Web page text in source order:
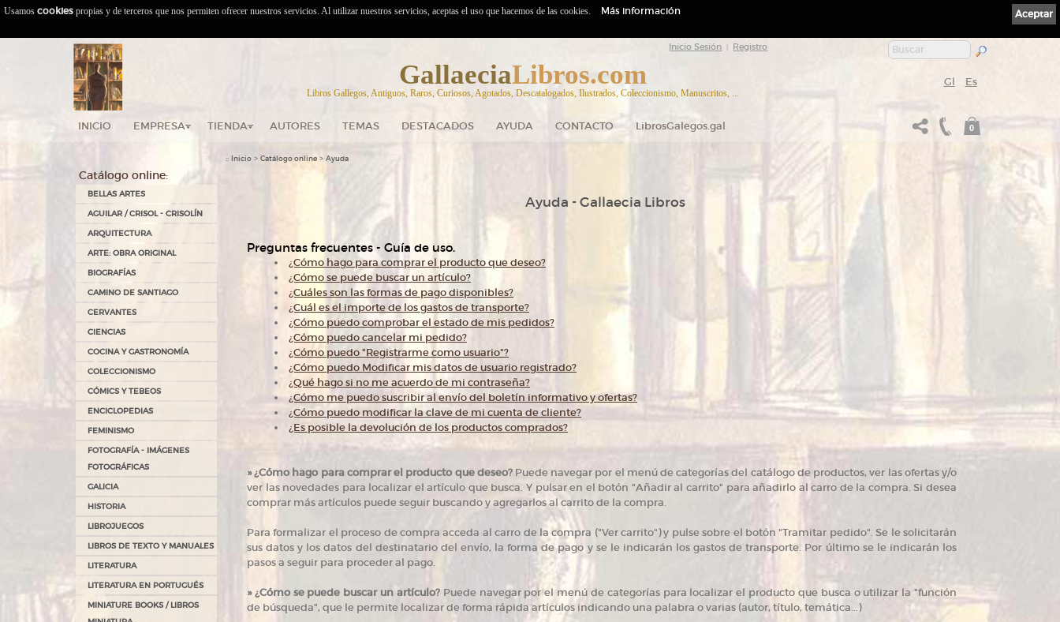
Inicio Sesión Registro
GallaeciaLibros.com
Libros Gallegos, Antiguos, Raros, Curiosos, Agotados, Descatalogados, Ilustrados, Coleccionismo, Manuscritos, ...
Gl Es
INICIO EMPRESA TIENDA AUTORES TEMAS DESTACADOS AYUDA CONTACTO LibrosGalegos.gal 0
Catálogo online:
BELLAS ARTES
AGUILAR / CRISOL - CRISOLÍN
ARQUITECTURA
ARTE: OBRA ORIGINAL
BIOGRAFÍAS
CAMINO DE SANTIAGO
CERVANTES
CIENCIAS
COCINA Y GASTRONOMÍA
COLECCIONISMO
CÓMICS Y TEBEOS
ENCICLOPEDIAS
FEMINISMO
FOTOGRAFÍA - IMÁGENES
FOTOGRÁFICAS
GALICIA
HISTORIA
LIBROJUEGOS
LIBROS DE TEXTO Y MANUALES
LITERATURA
LITERATURA EN PORTUGUÉS
MINIATURE BOOKS / LIBROS
:: Inicio > Catálogo online > Ayuda
Ayuda - Gallaecia Libros
Preguntas frecuentes - Guía de uso.
¿Cómo hago para comprar el producto que deseo?
¿Cómo se puede buscar un artículo?
¿Cuáles son las formas de pago disponibles?
¿Cuál es el importe de los gastos de transporte?
¿Cómo puedo comprobar el estado de mis pedidos?
¿Cómo puedo cancelar mi pedido?
¿Cómo puedo "Registrarme como usuario"?
¿Cómo puedo Modificar mis datos de usuario registrado?
¿Qué hago si no me acuerdo de mi contraseña?
¿Cómo me puedo suscribir al envío del boletín informativo y ofertas?
¿Cómo puedo modificar la clave de mi cuenta de cliente?
¿Es posible la devolución de los productos comprados?
»¿Cómo hago para comprar el producto que deseo? Puede navegar por el menú de categorías del catálogo de productos, ver las ofertas y/o
ver las novedades para localizar el artículo que busca. Y pulsar en el botón "Añadir al carrito" para añadirlo al carro de la compra. Si desea
comprar más artículos puede seguir buscando y agregarlos al carrito de la compra.
Para formalizar el proceso de compra acceda al carro de la compra ("Ver carrito") y pulse sobre el botón "Tramitar pedido". Se le solicitarán
sus datos y los datos del destinatario del envío, la forma de pago y se le indicarán los gastos de transporte. Por último se le indicarán los
pasos a seguir para proceder al pago.
»¿Cómo se puede buscar un artículo? Puede navegar por el menú de categorías para localizar el producto que busca o utilizar la "función
de búsqueda", que le permite localizar de forma rápida artículos indicando una palabra o varias (autor, título, temática...)
Aceptar
Usamos cookies propias y de terceros que nos permiten ofrecer nuestros servicios. Al utilizar nuestros servicios, aceptas el uso que hacemos de las cookies. Más información